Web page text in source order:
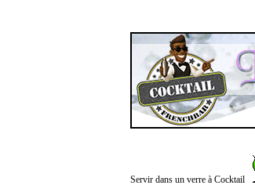
Servir dans un verre à Cocktail